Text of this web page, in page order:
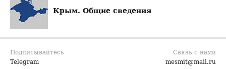
Крым. Общие сведения
Подписывайтесь
Telegram
Связь с нами
mesmit@mail.ru